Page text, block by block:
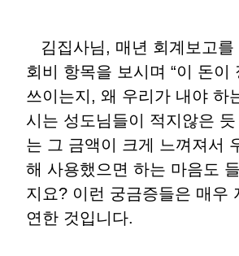
김집사님, 매년 회계보고를
회비 항목을 보시며 “이 돈이
쓰이는지, 왜 우리가 내야 하
시는 성도님들이 적지않은
는 그 금액이 크게 느껴져서
해 사용했으면 하는 마음도
지요? 이런 궁금증들은 매우
연한 것입니다.